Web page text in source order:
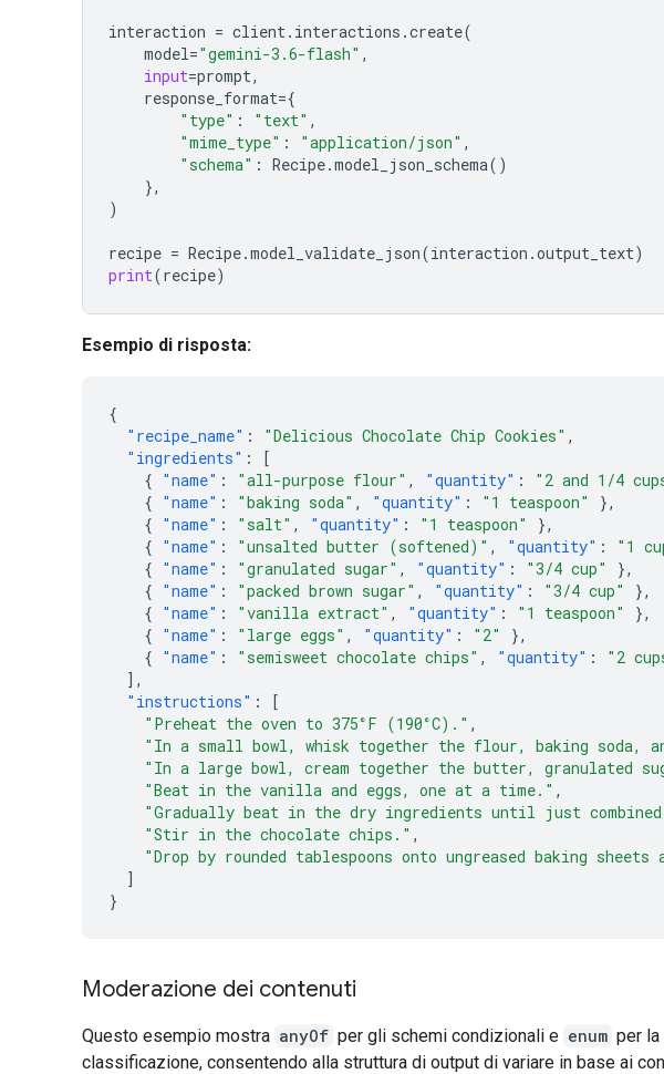
interaction = client. interactions .create(
model="gemini-3.6-flash" ,
input=prompt,
response_format={
"type" : "text" ,
"mime_type" : "application/json" ,
"schema" : Recipe.model_json_schema()
},
)
recipe = Recipe.model_validate_json(interaction .output_text)
print(recipe)
Esempio di risposta:
{
"recipe_name" : "Delicious Chocolate Chip Cookies" ,
"ingredients" :
[
{ "name" : "all-purpose flour" , "quantity" : "2 and 1/4
{ "name" : "baking soda" , "quantity" : "1 teaspoon"
},
{ "name" : "salt" , "quantity" : "1 teaspoon"
},
{ "name" : "unsalted butter (softened)" , "quantity" : "1
{ "name" : "granulated sugar" , "quantity" : "3/4 cup"
},
{ "name" : "packed brown sugar" , "quantity" : "3/4 cup"
},
{ "name" : "vanilla extract" , "quantity" : "1 teaspoon"
},
{ "name" : "large eggs" , "quantity" : "2"
},
{ "name" : "semisweet chocolate chips" , "quantity" : "2
],
"instructions" :
[
"Preheat the oven to 375°F (190°C)." ,
"In a small bowl, whisk together the flour, baking soda,
"In a large bowl, cream together the butter, granulated
"Beat in the vanilla and eggs, one at a time." ,
"Gradually beat in the dry ingredients until just
"Stir in the chocolate chips." ,
"Drop by rounded tablespoons onto ungreased baking
]
}
Moderazione dei contenuti
Questo esempio mostra anyOf per gli schemi condizionali e enum per la
classificazione, consentendo alla struttura di output di variare in base ai